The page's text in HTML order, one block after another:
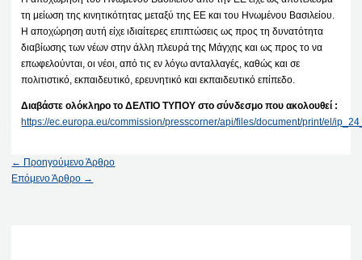
τη μείωση της κινητικότητας μεταξύ της ΕΕ και του Ηνωμένου Βασιλείου.
Η αποχώρηση αυτή είχε ιδιαίτερες επιπτώσεις ως προς τη δυνατότητα
διαβίωσης των νέων στην άλλη πλευρά της Μάγχης και ως προς το να
επωφελούνται, οι νέοι, από τις εν λόγω ανταλλαγές, καθώς και σε
πολιτιστικό, εκπαιδευτικό, ερευνητικό και εκπαιδευτικό επίπεδο.
Διαβάστε ολόκληρο το ΔΕΛΤΙΟ ΤΥΠΟΥ στο σύνδεσμο που ακολουθεί :
https://ec.europa.eu/commission/presscorner/api/files/document/print/el/
← Προηγούμενο Άρθρο
Επόμενο Άρθρο →